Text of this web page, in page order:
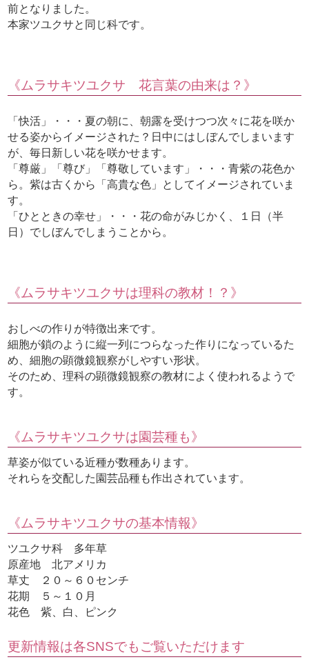
前となりました。
本家ツユクサと同じ科です。
《ムラサキツユクサ 花言葉の由来は？》
「快活」・・・夏の朝に、朝露を受けつつ次々に花を咲か
せる姿からイメージされた？日中にはしぼんでしまいます
が、毎日新しい花を咲かせます。
「尊厳」「尊び」「尊敬しています」・・・青紫の花色か
ら。紫は古くから「高貴な色」としてイメージされていま
す。
「ひとときの幸せ」・・・花の命がみじかく、１日（半
日）でしぼんでしまうことから。
《ムラサキツユクサは理科の教材！？》
おしべの作りが特徴出来です。
細胞が鎖のように縦一列につらなった作りになっているた
め、細胞の顕微鏡観察がしやすい形状。
そのため、理科の顕微鏡観察の教材によく使われるようで
す。
《ムラサキツユクサは園芸種も》
草姿が似ている近種が数種あります。
それらを交配した園芸品種も作出されています。
《ムラサキツユクサの基本情報》
ツユクサ科 多年草
原産地 北アメリカ
草丈 ２０～６０センチ
花期 ５～１０月
花色 紫、白、ピンク
更新情報は各SNSでもご覧いただけます